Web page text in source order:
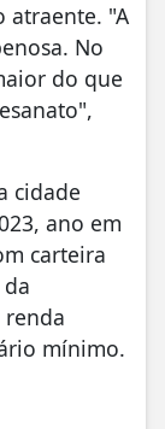
atraente. "A
No
do que
cidade
ano em
carteira
renda
mínimo.